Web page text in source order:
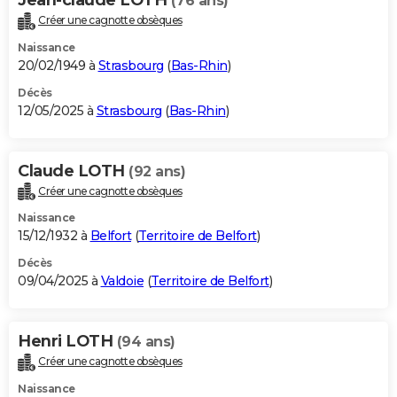
Créer une cagnotte obsèques
Naissance
20/02/1949 à Strasbourg (Bas-Rhin)
Décès
12/05/2025 à Strasbourg (Bas-Rhin)
Claude LOTH (92 ans)
Créer une cagnotte obsèques
Naissance
15/12/1932 à Belfort(Territoire de Belfort)
Décès
09/04/2025 à Valdoie (Territoire de Belfort)
Henri LOTH (94 ans)
Créer une cagnotte obsèques
Naissance